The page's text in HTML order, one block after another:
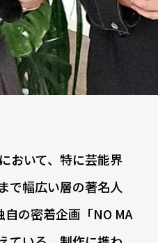
おいて、特に芸能界
で幅広い層の著名人
の密着企画「NO MA